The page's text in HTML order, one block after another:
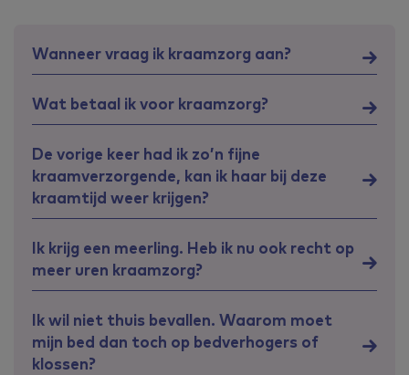
Wanneer vraag ik kraamzorg aan?
Wat betaal ik voor kraamzorg?
De vorige keer had ik zo’n fijne
kraamverzorgende, kan ik haar bij deze
kraamtijd weer krijgen?
Ik krijg een meerling. Heb ik nu ook recht op
meer uren kraamzorg?
Ik wil niet thuis bevallen. Waarom moet
mijn bed dan toch op bedverhogers of
klossen?